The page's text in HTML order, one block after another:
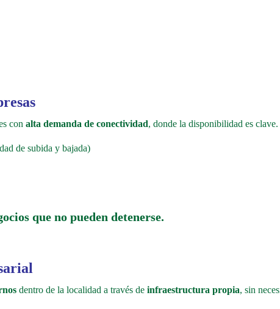
con alta demanda de conectividad, donde la disponibilidad es clave.
de subida y bajada)
que no pueden detenerse.
dentro de la localidad a través de infraestructura propia, sin